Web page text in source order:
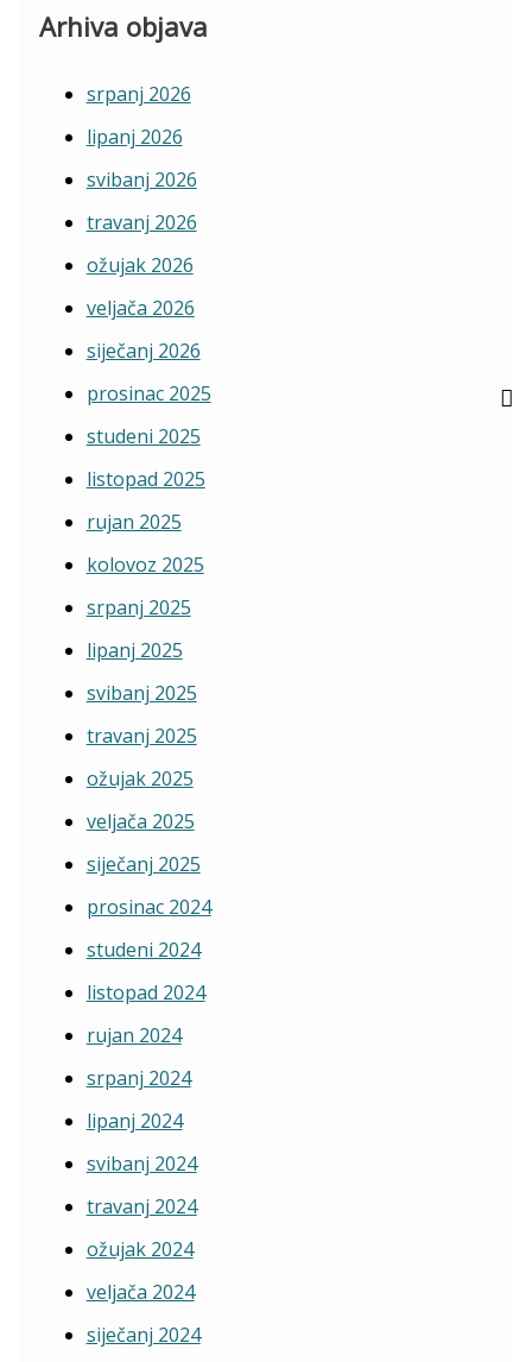
Arhiva objava
srpanj 2026
lipanj 2026
svibanj 2026
travanj 2026
ožujak 2026
veljača 2026
siječanj 2026
prosinac 2025
studeni 2025
listopad 2025
rujan 2025
kolovoz 2025
srpanj 2025
lipanj 2025
svibanj 2025
travanj 2025
ožujak 2025
veljača 2025
siječanj 2025
prosinac 2024
studeni 2024
listopad 2024
rujan 2024
srpanj 2024
lipanj 2024
svibanj 2024
travanj 2024
ožujak 2024
veljača 2024
siječanj 2024